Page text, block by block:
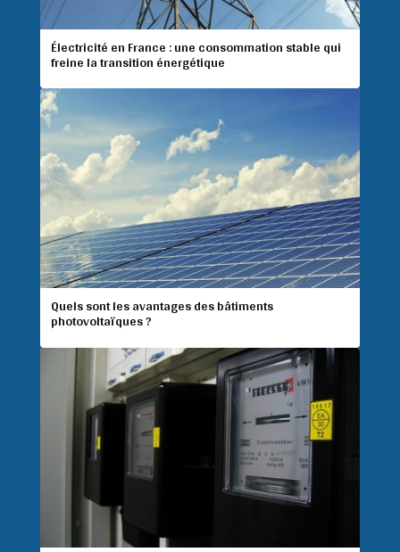
Électricité en France : une consommation stable qui
freine la transition énergétique
Quels sont les avantages des bâtiments
photovoltaïques ?